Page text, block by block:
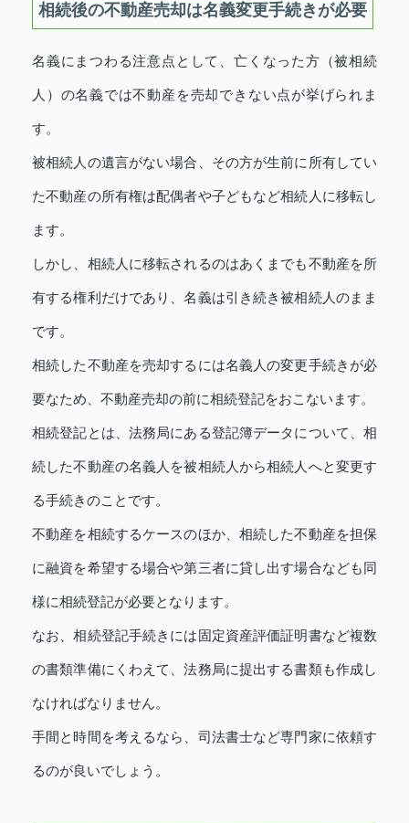
相続後の不動産売却は名義変更手続きが必要
名義にまつわる注意点として、亡くなった方（被相続
人）の名義では不動産を売却できない点が挙げられま
す。
被相続人の遺言がない場合、その方が生前に所有してい
た不動産の所有権は配偶者や子どもなど相続人に移転し
ます。
しかし、相続人に移転されるのはあくまでも不動産を所
有する権利だけであり、名義は引き続き被相続人のまま
です。
相続した不動産を売却するには名義人の変更手続きが必
要なため、不動産売却の前に相続登記をおこないます。
相続登記とは、法務局にある登記簿データについて、相
続した不動産の名義人を被相続人から相続人へと変更す
る手続きのことです。
不動産を相続するケースのほか、相続した不動産を担保
に融資を希望する場合や第三者に貸し出す場合なども同
様に相続登記が必要となります。
なお、相続登記手続きには固定資産評価証明書など複数
の書類準備にくわえて、法務局に提出する書類も作成し
なければなりません。
手間と時間を考えるなら、司法書士など専門家に依頼す
るのが良いでしょう。